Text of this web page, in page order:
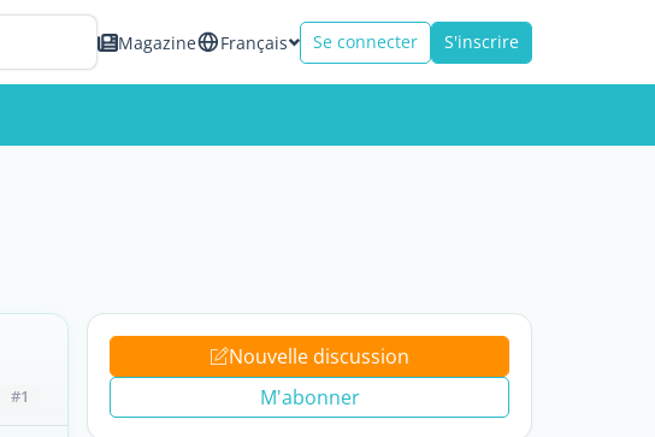
Magazine Français Se connecter S'inscrire
#1
Nouvelle discussion
M'abonner